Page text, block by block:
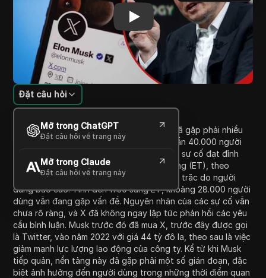
Giới thiệu nội dung
Đặt câu hỏi
Mở trong ChatGPT
Đặt câu hỏi về trang này
Mở trong Claude
Đặt câu hỏi về trang này
Nền tảng mạng xã hội của Elon Musk, X, đã gặp phải nhiều
sự cố vào sáng thứ Hai, ảnh hưởng đến gần 40.000 người
dùng báo cáo gặp sự cố khi tải trang. Các sự cố đạt đỉnh
vào khoảng 10 giờ sáng theo giờ miền Đông (ET), theo
Down Detector, công ty theo dõi các trục trặc do người
dùng báo cáo. Tính đến 11:30 sáng ET, khoảng 28.000 người
dùng vẫn đang gặp vấn đề. Nguyên nhân của các sự cố vẫn
chưa rõ ràng, và X đã không ngay lập tức phản hồi các yêu
cầu bình luận. Musk trước đó đã mua X, trước đây được gọi
là Twitter, vào năm 2022 với giá 44 tỷ đô la, theo sau là việc
giảm mạnh lực lượng lao động của công ty. Kể từ khi Musk
tiếp quản, nền tảng này đã gặp phải một số gián đoạn, đặc
biệt ảnh hưởng đến người dùng trong những thời điểm quan